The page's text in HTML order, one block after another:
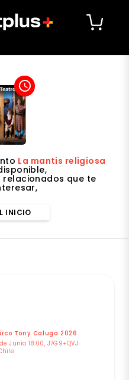
access_time
La mantis religiosa
relacionados que te
INICIO
Tony Caluga 2026
Junio 18:00, J7G9+QVJ